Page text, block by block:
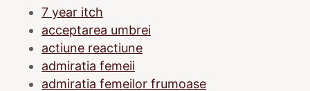
7 year itch
acceptarea umbrei
actiune reactiune
admiratia femeii
admiratia femeilor frumoase